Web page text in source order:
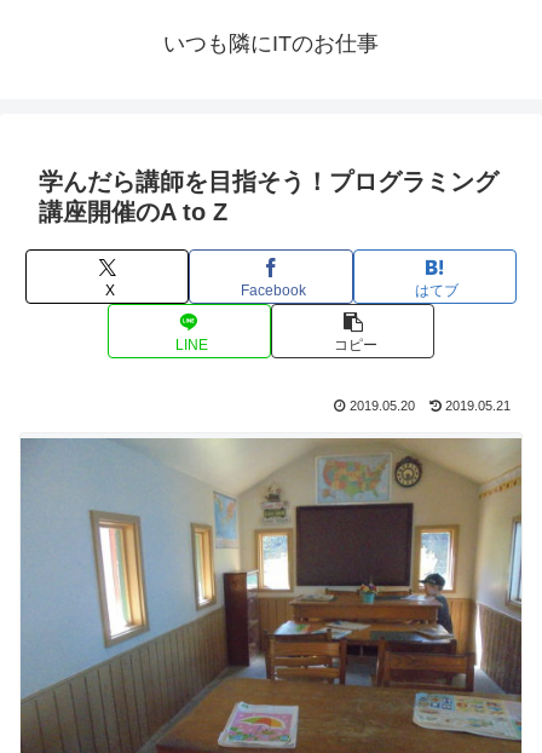
いつも隣にITのお仕事
学んだら講師を目指そう！プログラミング
講座開催のA to Z
X Facebook はてブ
LINE コピー
2019.05.20 2019.05.21